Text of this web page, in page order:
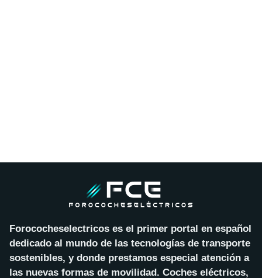
Forococheselectricos es el primer portal en español
dedicado al mundo de las tecnologías de transporte
sostenibles, y donde prestamos especial atención a
las nuevas formas de movilidad. Coches eléctricos,